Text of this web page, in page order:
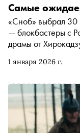
1 января 2026 г.
Самые
«Сноб» выбрал 30
— блокбастеры с
драмы от